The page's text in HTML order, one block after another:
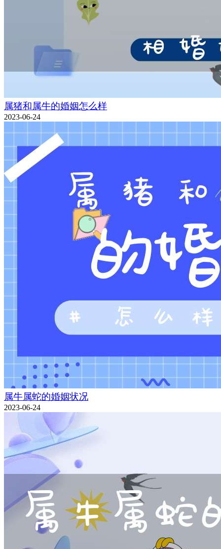
属猪和属牛的婚姻怎么样
2023-06-24
属牛属蛇的婚姻状况
2023-06-24